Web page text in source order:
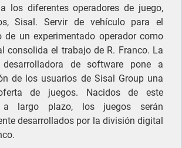
los diferentes operadores de juego,
Sisal. Servir de vehículo para el
de un experimentado operador como
consolida el trabajo de R. Franco. La
desarrolladora de software pone a
de los usuarios de Sisal Group una
de juegos. Nacidos de este
a largo plazo, los juegos serán
desarrollados por la división digital